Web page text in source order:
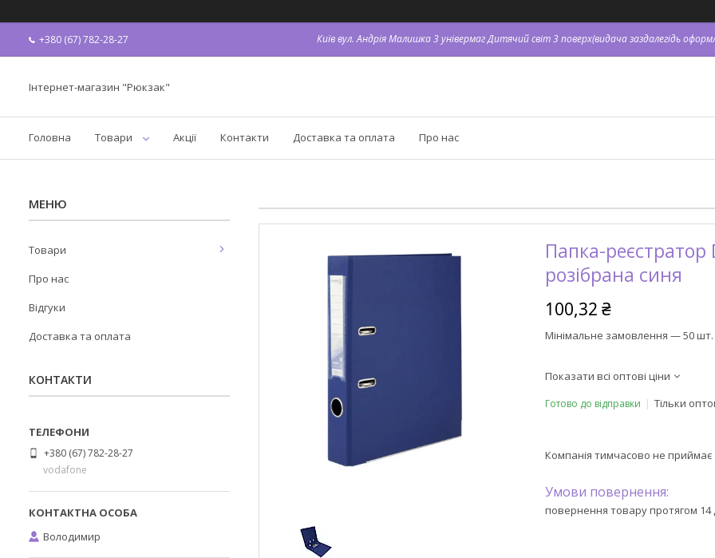
+380 (67) 782-28-27 Київ вул. Андрія Малишка 3 універмаг Дитячий світ 3 поверх(видача заздалегідь
Інтернет-магазин "Рюкзак"
Головна Товари Акції Контакти Доставка та оплата Про нас
Папка-реєстратор
розібрана синя
100,32 ₴
Мінімальне замовлення — 50 шт.
Показати всі оптові ціни
Готово до відправки Тільки
Компанія тимчасово не
повернення товару протягом 14
Товари
Про нас
Відгуки
Доставка та оплата
КОНТАКТИ
+380 (67) 782-28-27
vodafone
Володимир